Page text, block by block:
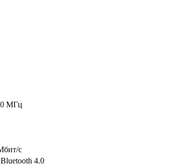
МГц
c
4.0